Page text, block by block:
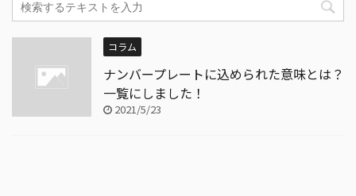
コラム
ナンバープレートに込められた意味とは？
一覧にしました！
2021/5/23